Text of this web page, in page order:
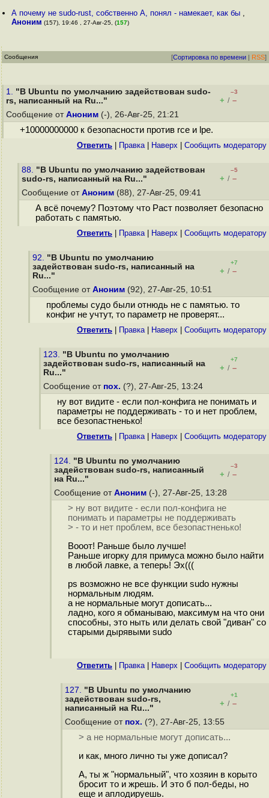
А почему не sudo-rust, собственно А, понял - намекает, как бы ,
Аноним (157), 19:46 , 27-Авг-25, (157)
Сообщения [Сортировка по времени | RSS]
1. "В Ubuntu по умолчанию задействован sudo-
rs, написанный на Ru..."
–3
+ / –
Сообщение от Аноним (-), 26-Авг-25, 21:21
+10000000000 к безопасности против rce и lpe.
Ответить Правка| Наверх Cообщить модератору
88. "В Ubuntu по умолчанию задействован
sudo-rs, написанный на Ru..."
–5
+ / –
Сообщение от Аноним (88), 27-Авг-25, 09:41
А всё почему? Поэтому что Раст позволяет безопасно
работать с памятью.
Ответить Правка| Наверх Cообщить модератору
92. "В Ubuntu по умолчанию
задействован sudo-rs, написанный на
Ru..."
+7
+ / –
Сообщение от Аноним (92), 27-Авг-25, 10:51
проблемы судо были отнюдь не с памятью. то
конфиг не учтут, то параметр не проверят...
Ответить Правка| Наверх Cообщить модератору
123. "В Ubuntu по умолчанию
задействован sudo-rs, написанный на
Ru..."
+7
+ / –
Сообщение от пох. (?), 27-Авг-25, 13:24
ну вот видите - если пол-конфига не понимать и
параметры не поддерживать - то и нет проблем,
все безопастненько!
Ответить Правка| Наверх Cообщить модератору
124. "В Ubuntu по умолчанию
задействован sudo-rs, написанный
на Ru..."
–3
+ / –
Сообщение от Аноним (-), 27-Авг-25, 13:28
> ну вот видите - если пол-конфига не
понимать и параметры не поддерживать
> - то и нет проблем, все безопастненько!
Вооот! Раньше было лучше!
Раньше игорку для примуса можно было найти
в любой лавке, а теперь! Эх(((
ps возможно не все функции sudo нужны
нормальным людям.
а не нормальные могут дописать...
ладно, кого я обманываю, максимум на что они
способны, это ныть или делать свой "диван" со
старыми дырявыми sudo
Ответить Правка| Наверх Cообщить модератору
127. "В Ubuntu по умолчанию
задействован sudo-rs,
написанный на Ru..."
+1
+ / –
Сообщение от пох. (?), 27-Авг-25, 13:55
> а не нормальные могут дописать...
и как, много лично ты уже дописал?
А, ты ж "нормальный", что хозяин в корыто
бросит то и жрешь. И это б пол-беды, но
еще и аплодируешь.